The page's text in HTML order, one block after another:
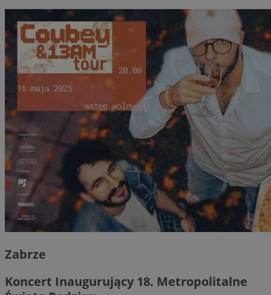
Zabrze
Koncert Inaugurujący 18. Metropolitalne